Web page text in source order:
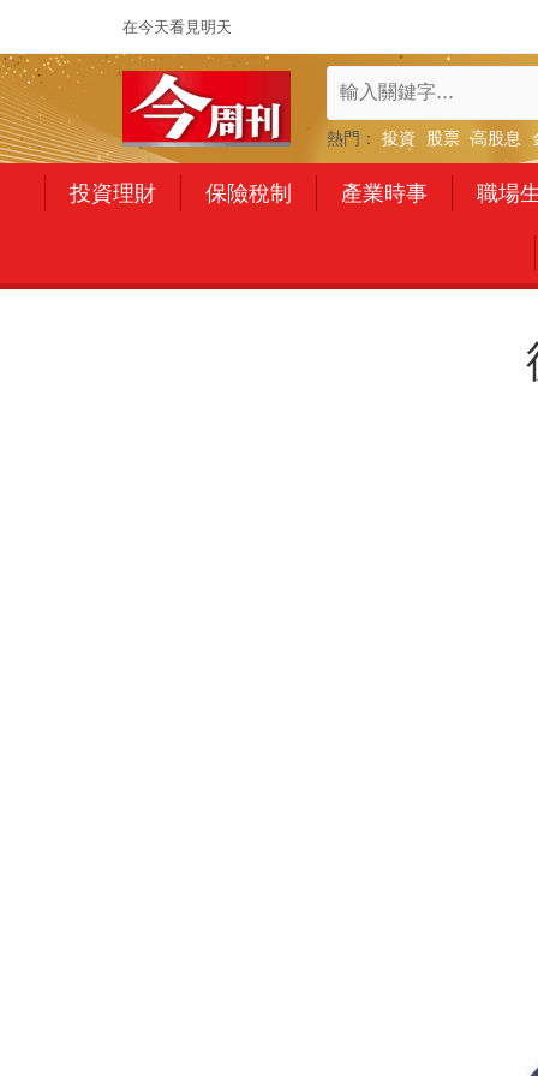
在今天看見明天
熱門： 投資 股票 高股息
投資理財 保險稅制 產業時事 職場